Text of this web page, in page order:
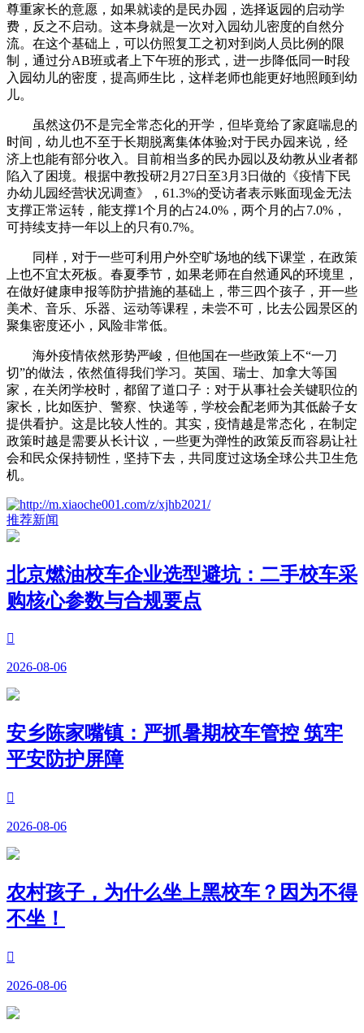
尊重家长的意愿，如果就读的是民办园，选择返园的启动学
费，反之不启动。这本身就是一次对入园幼儿密度的自然分
流。在这个基础上，可以仿照复工之初对到岗人员比例的限
制，通过分AB班或者上下午班的形式，进一步降低同一时段
入园幼儿的密度，提高师生比，这样老师也能更好地照顾到幼
儿。
虽然这仍不是完全常态化的开学，但毕竟给了家庭喘息的
时间，幼儿也不至于长期脱离集体体验;对于民办园来说，经
济上也能有部分收入。目前相当多的民办园以及幼教从业者都
陷入了困境。根据中教投研2月27日至3月3日做的《疫情下民
办幼儿园经营状况调查》，61.3%的受访者表示账面现金无法
支撑正常运转，能支撑1个月的占24.0%，两个月的占7.0%，
可持续支持一年以上的只有0.7%。
同样，对于一些可利用户外空旷场地的线下课堂，在政策
上也不宜太死板。春夏季节，如果老师在自然通风的环境里，
在做好健康申报等防护措施的基础上，带三四个孩子，开一些
美术、音乐、乐器、运动等课程，未尝不可，比去公园景区的
聚集密度还小，风险非常低。
海外疫情依然形势严峻，但他国在一些政策上不“一刀
切”的做法，依然值得我们学习。英国、瑞士、加拿大等国
家，在关闭学校时，都留了道口子：对于从事社会关键职位的
家长，比如医护、警察、快递等，学校会配老师为其低龄子女
提供看护。这是比较人性的。其实，疫情越是常态化，在制定
政策时越是需要从长计议，一些更为弹性的政策反而容易让社
会和民众保持韧性，坚持下去，共同度过这场全球公共卫生危
机。
推荐新闻
北京燃油校车企业选型避坑：二手校车采
购核心参数与合规要点

2026-08-06
安乡陈家嘴镇：严抓暑期校车管控 筑牢
平安防护屏障

2026-08-06
农村孩子，为什么坐上黑校车？因为不得
不坐！

2026-08-06